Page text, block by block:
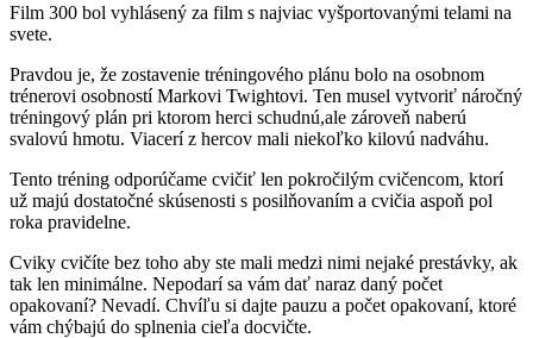
Film 300 bol vyhlásený za film s najviac vyšportovanými telami na
svete.
Pravdou je, že zostavenie tréningového plánu bolo na osobnom
trénerovi osobností Markovi Twightovi. Ten musel vytvoriť náročný
tréningový plán pri ktorom herci schudnú,ale zároveň naberú
svalovú hmotu. Viacerí z hercov mali niekoľko kilovú nadváhu.
Tento tréning odporúčame cvičiť len pokročilým cvičencom, ktorí
už majú dostatočné skúsenosti s posilňovaním a cvičia aspoň pol
roka pravidelne.
Cviky cvičíte bez toho aby ste mali medzi nimi nejaké prestávky, ak
tak len minimálne. Nepodarí sa vám dať naraz daný počet
opakovaní? Nevadí. Chvíľu si dajte pauzu a počet opakovaní, ktoré
vám chýbajú do splnenia cieľa docvičte.